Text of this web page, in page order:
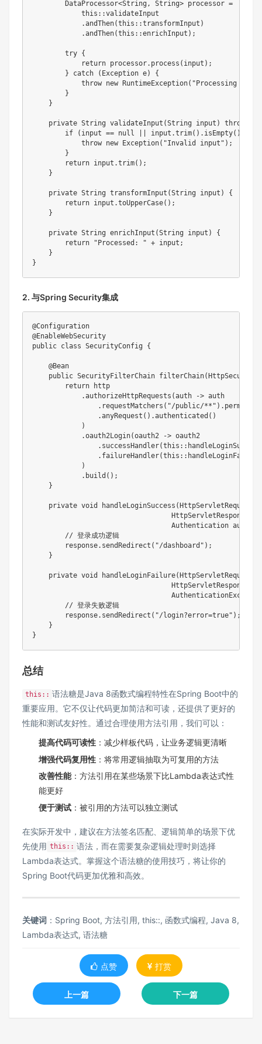
DataProcessor<String , String> processor =
this ::validateInput
.andThen(this ::transformInput )
.andThen(this ::enrichInput ) ;
try {
return processor. process ( input ) ;
}
catch ( Exception e)
{
throw new RuntimeException( "Processing
}
}
private String validateInput (String input ) throws
if
( input == null input .trim( ) . isEmpty( )
throw new Exception( "Invalid input" ) ;
}
return input .trim( ) ;
}
private String transformInput (String input )
{
return input .toUpperCase( ) ;
}
private String enrichInput (String input )
{
return
"Processed: " + input ;
}
}
2. 与Spring Security集成
@Configuration
@EnableWebSecurity
public class SecurityConfig {
@Bean
public SecurityFilterChain filterChain( HttpSecurity
return http
.authorizeHttpRequests (auth -> auth
. requestMatchers ( "/public/**" ) . permitAll
.anyRequest ( ) .authenticated ( )
)
.oauth2Login(oauth2 -> oauth2
. successHandler(this :: handleLoginSuccess
. failureHandler(this :: handleLoginFailure
)
. build ( ) ;
}
private void handleLoginSuccess ( HttpServletRequest
HttpServletResponse
Authentication
// 登录成功逻辑
        response
. sendRedirect ( "/dashboard" ) ;
}
private void handleLoginFailure( HttpServletRequest
HttpServletResponse
// 登录失败逻辑
        response
. sendRedirect ( "/login?error=true" ) ;
}
}
总结
this:: 语法糖是Java 8函数式编程特性在Spring Boot中的
重要应用。它不仅让代码更加简洁和可读，还提供了更好的
性能和测试友好性。通过合理使用方法引用，我们可以：
提高代码可读性 ：减少样板代码，让业务逻辑更清晰
增强代码复用性 ：将常用逻辑抽取为可复用的方法
改善性能：方法引用在某些场景下比Lambda表达式性
能更好
便于测试 ：被引用的方法可以独立测试
在实际开发中，建议在方法签名匹配、逻辑简单的场景下优
先使用 this:: 语法，而在需要复杂逻辑处理时则选择
Lambda表达式。掌握这个语法糖的使用技巧，将让你的
Spring Boot代码更加优雅和高效。
关键词 ：Spring Boot, 方法引用, this::, 函数式编程, Java 8,
Lambda表达式, 语法糖
点赞 打赏
上一篇 下一篇